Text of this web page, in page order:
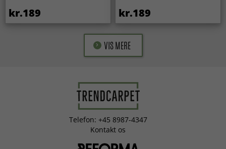
kr.189 kr.189
VIS MERE
Telefon: +45 8987-4347
Kontakt os